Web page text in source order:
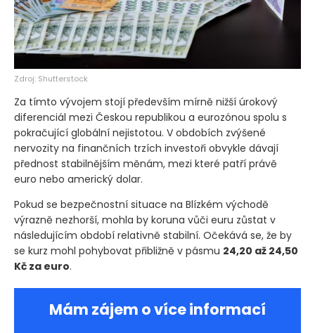
Zdroj: Shutterstock
Za tímto vývojem stojí především mírně nižší úrokový
diferenciál mezi Českou republikou a eurozónou spolu s
pokračující globální nejistotou. V obdobích zvýšené
nervozity na finančních trzích investoři obvykle dávají
přednost stabilnějším měnám, mezi které patří právě
euro nebo americký dolar.
Pokud se bezpečnostní situace na Blízkém východě
výrazně nezhorší, mohla by koruna vůči euru zůstat v
následujícím období relativně stabilní. Očekává se, že by
se kurz mohl pohybovat přibližně v pásmu 24,20 až 24,50
Kč za euro.
Mám zájem o více informací